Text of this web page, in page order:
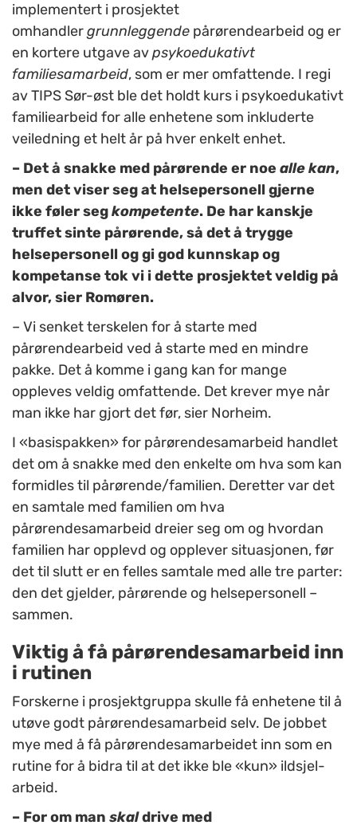
implementert i prosjektet
omhandlergrunnleggende pårørendearbeid og er
en kortere utgave avpsykoedukativt
familiesamarbeid, som er mer omfattende. I regi
av TIPS Sør-øst ble det holdt kurs i psykoedukativt
familiearbeid for alle enhetene som inkluderte
veiledning et helt år på hver enkelt enhet.
– Det å snakke med pårørende er noe allekan,
men det viser seg at helsepersonell gjerne
ikke føler segkompetente. De har kanskje
truffet sinte pårørende, så det å trygge
helsepersonell og gi god kunnskap og
kompetanse tok vi i dette prosjektet veldig på
alvor, sier Romøren.
– Vi senket terskelen for å starte med
pårørendearbeid ved å starte med en mindre
pakke. Det å komme i gang kan for mange
oppleves veldig omfattende. Det krever mye når
man ikke har gjort det før, sier Norheim.
I «basispakken» for pårørendesamarbeid handlet
det om å snakke med den enkelte om hva som kan
formidles til pårørende/familien. Deretter var det
en samtale med familien om hva
pårørendesamarbeid dreier seg om og hvordan
familien har opplevd og opplever situasjonen, før
det til slutt er en felles samtale med alle tre parter:
den det gjelder, pårørende og helsepersonell –
sammen.
Viktig å få pårørendesamarbeid inn
i rutinen
Forskerne i prosjektgruppa skulle få enhetene til å
utøve godt pårørendesamarbeid selv. De jobbet
mye med å få pårørendesamarbeidet inn som en
rutine for å bidra til at det ikke ble «kun» ildsjel-
arbeid.
– For om man skaldrive med